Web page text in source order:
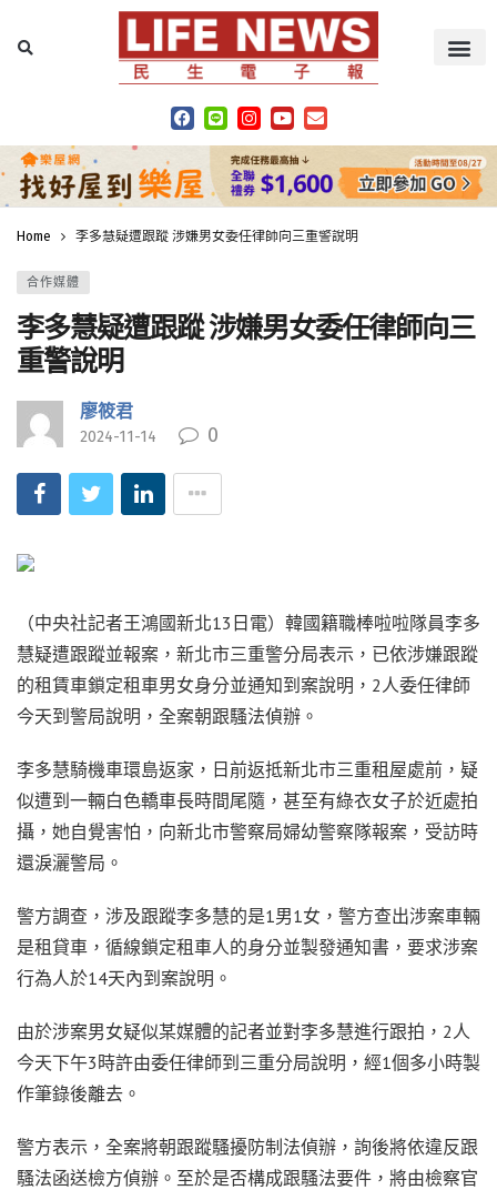
Home 李多慧疑遭跟蹤 涉嫌男女委任律師向三重警說明
合作媒體
李多慧疑遭跟蹤 涉嫌男女委任律師向三
重警說明
廖筱君
2024-11-14 0
（中央社記者王鴻國新北13日電）韓國籍職棒啦啦隊員李多
慧疑遭跟蹤並報案，新北市三重警分局表示，已依涉嫌跟蹤
的租賃車鎖定租車男女身分並通知到案說明，2人委任律師
今天到警局說明，全案朝跟騷法偵辦。
李多慧騎機車環島返家，日前返抵新北市三重租屋處前，疑
似遭到一輛白色轎車長時間尾隨，甚至有綠衣女子於近處拍
攝，她自覺害怕，向新北市警察局婦幼警察隊報案，受訪時
還淚灑警局。
警方調查，涉及跟蹤李多慧的是1男1女，警方查出涉案車輛
是租貸車，循線鎖定租車人的身分並製發通知書，要求涉案
行為人於14天內到案說明。
由於涉案男女疑似某媒體的記者並對李多慧進行跟拍，2人
今天下午3時許由委任律師到三重分局說明，經1個多小時製
作筆錄後離去。
警方表示，全案將朝跟蹤騷擾防制法偵辦，詢後將依違反跟
騷法函送檢方偵辦。至於是否構成跟騷法要件，將由檢察官